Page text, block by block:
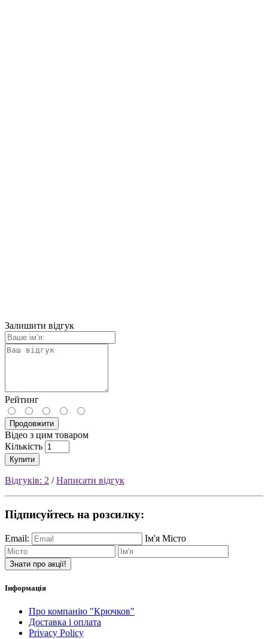
Залишити відгук
Рейтинг
Продовжити
Відео з цим товаром
Кількість
Купити
Відгуків: 2 /Написати відгук
Підписуйтесь на розсилку:
Email: Ім'я Місто
Знати про акції!
Інформація
Про компанію "Крючков"
Доставка і оплата
Privacy Policy